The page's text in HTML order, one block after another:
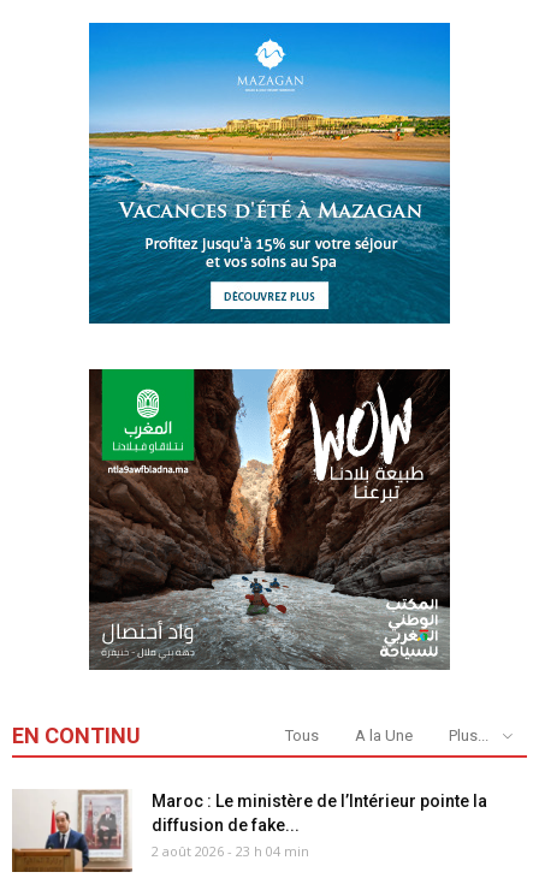
EN CONTINU Tous A la Une Plus...
Maroc : Le ministère de l’Intérieur pointe la
diffusion de fake...
2 août 2026 - 23 h 04 min